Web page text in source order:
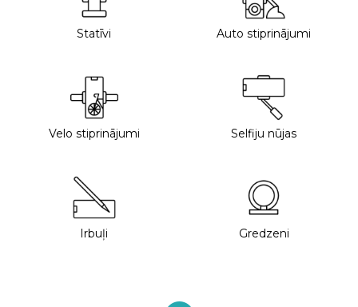
Statīvi Auto stiprinājumi
Velo stiprinājumi Selfiju nūjas
Irbuļi Gredzeni